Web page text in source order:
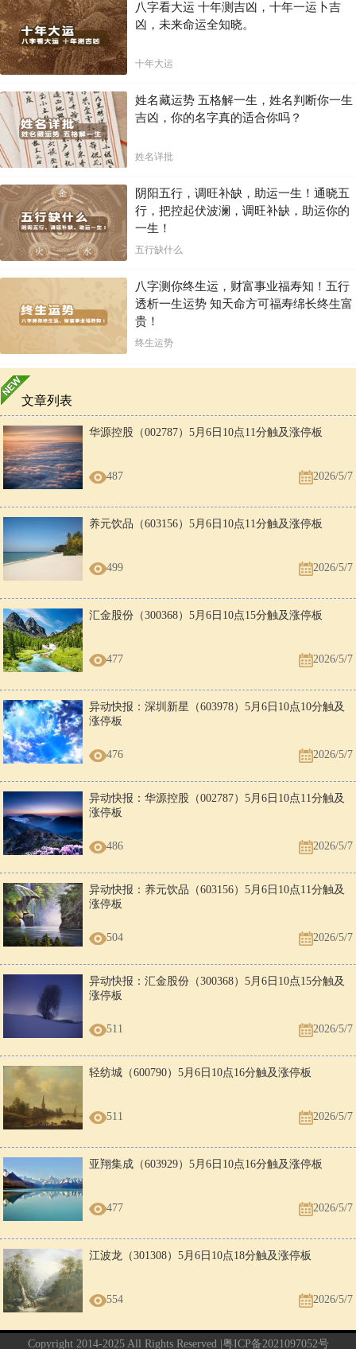
八字看大运 十年测吉凶，十年一运卜吉
凶，未来命运全知晓。
十年大运
姓名藏运势 五格解一生，姓名判断你一生
吉凶，你的名字真的适合你吗？
姓名详批
阴阳五行，调旺补缺，助运一生！通晓五
行，把控起伏波澜，调旺补缺，助运你的
一生！
五行缺什么
八字测你终生运，财富事业福寿知！五行
透析一生运势 知天命方可福寿绵长终生富
贵！
终生运势
文章列表
华源控股（002787）5月6日10点11分触及涨停板
487 2026/5/7
养元饮品（603156）5月6日10点11分触及涨停板
499 2026/5/7
汇金股份（300368）5月6日10点15分触及涨停板
477 2026/5/7
异动快报：深圳新星（603978）5月6日10点10分触及
涨停板
476 2026/5/7
异动快报：华源控股（002787）5月6日10点11分触及
涨停板
486 2026/5/7
异动快报：养元饮品（603156）5月6日10点11分触及
涨停板
504 2026/5/7
异动快报：汇金股份（300368）5月6日10点15分触及
涨停板
511 2026/5/7
轻纺城（600790）5月6日10点16分触及涨停板
511 2026/5/7
亚翔集成（603929）5月6日10点16分触及涨停板
477 2026/5/7
江波龙（301308）5月6日10点18分触及涨停板
554 2026/5/7
Copyright 2014-2025 All Rights Reserved | 粤ICP备2021097052号